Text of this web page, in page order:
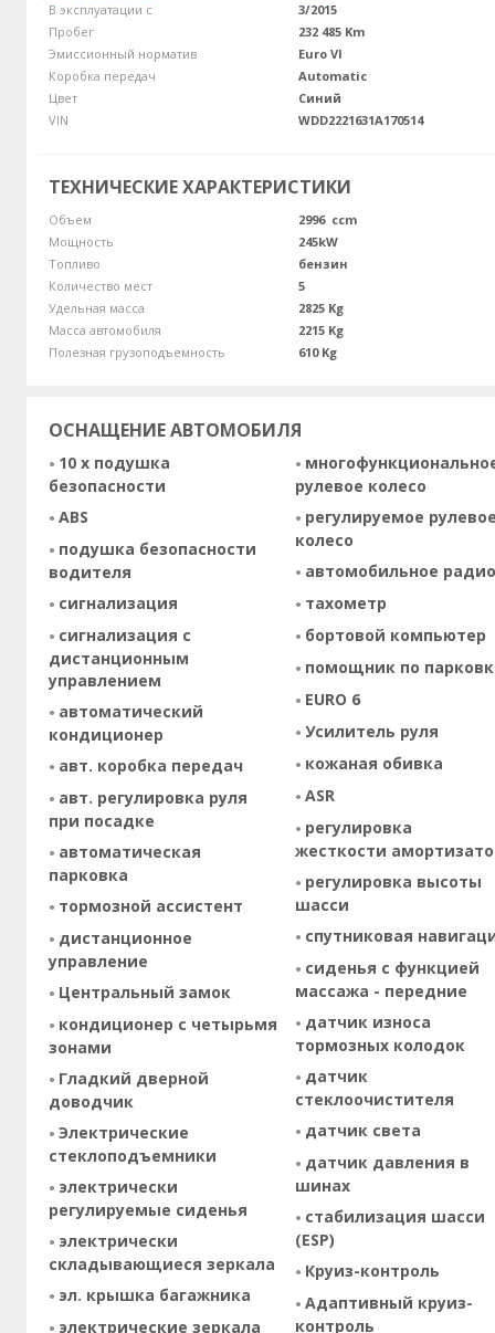
В эксплуатации с
3/2015
Пробег
232 485 Km
Эмиссионный норматив
Euro VI
Коробка передач
Automatic
Цвет
Синий
VIN
WDD2221631A170514
ТЕХНИЧЕСКИЕ ХАРАКТЕРИСТИКИ
Объем
2996 ccm
Мощность
245kW
Топливо
бензин
Количество мест
5
Удельная масса
2825 Kg
Масса автомобиля
2215 Kg
Полезная грузоподъемность
610 Kg
ОСНАЩЕНИЕ АВТОМОБИЛЯ
10 x подушка
безопасности
ABS
подушка безопасности
водителя
сигнализация
сигнализация с
дистанционным
управлением
автоматический
кондиционер
авт. коробка передач
авт. регулировка руля
при посадке
автоматическая
парковка
тормозной ассистент
дистанционное
управление
Центральный замок
кондиционер с четырьмя
зонами
Гладкий дверной
доводчик
Электрические
стеклоподъемники
электрически
регулируемые сиденья
электрически
складывающиеся зеркала
эл. крышка багажника
электрические зеркала
рулевое колесо
регулируемое
колесо
автомобильное радио
тахометр
бортовой компьютер
помощник по
EURO 6
Усилитель руля
кожаная обивка
ASR
регулировка
жесткости
регулировка высоты
шасси
спутниковая
сиденья с функцией
массажа - передние
датчик износа
тормозных колодок
датчик
стеклоочистителя
датчик света
датчик давления в
шинах
стабилизация шасси
(ESP)
Круиз-контроль
Адаптивный круиз-
контроль